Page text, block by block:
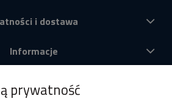
i dostawa
Informacje
prywatność